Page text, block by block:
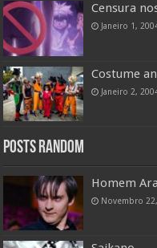
Censura
Janeiro 1,
Costume
Janeiro 2,
Posts random
Homem
Novembro